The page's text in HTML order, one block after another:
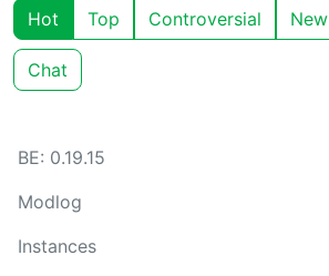
Hot Top Controversial New
Chat
BE: 0.19.15
Modlog
Instances